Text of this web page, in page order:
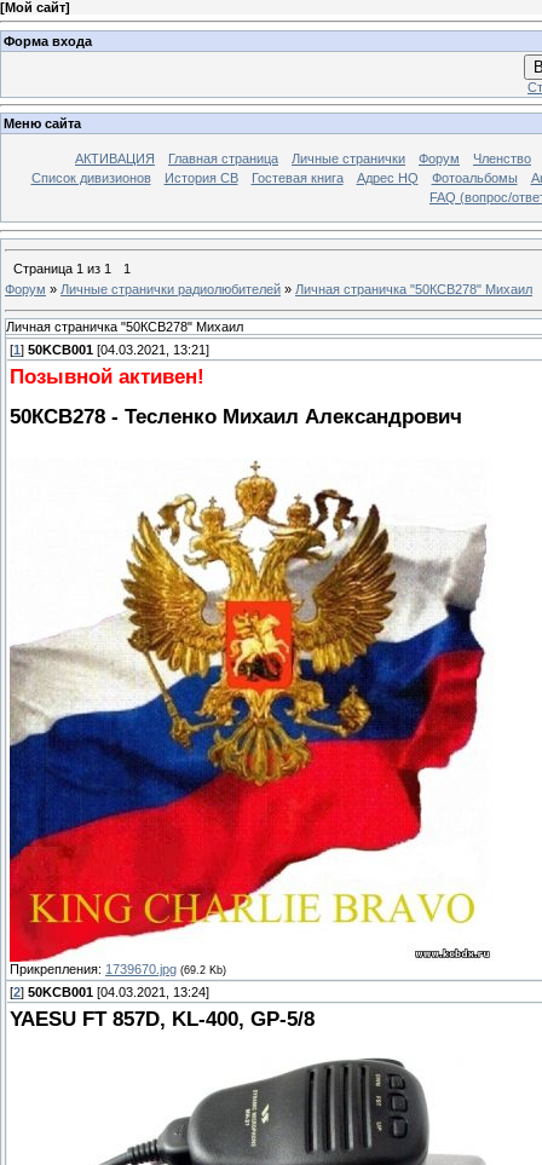
[Мой сайт]
Форма входа
Меню сайта
АКТИВАЦИЯ Главная страница Личные странички Форум
Членство
Список дивизионов
История СВ Гостевая книга Адрес HQ Фотоальбомы
FAQ (вопрос/
Страница 1 из 1
1
Форум » Личные странички радиолюбителей » Личная страничка "50КСВ278" Михаил
Личная страничка "50КСВ278" Михаил
[1 ] 50KCB001 [04.03.2021, 13:21]
Позывной активен!
50КСВ278 - Тесленко Михаил Александрович
Прикрепления: 1739670.jpg (69.2 Kb)
[2] 50KCB001 [04.03.2021, 13:24]
YAESU FT 857D, KL-400, GP-5/8